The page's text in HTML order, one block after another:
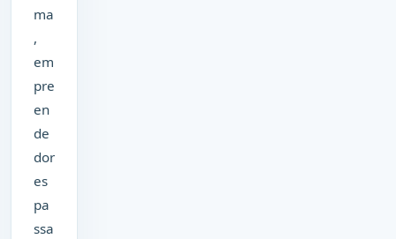
ma
,
em
pre
en
de
dor
es
pa
ssa